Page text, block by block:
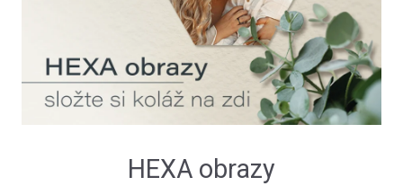
HEXA obrazy